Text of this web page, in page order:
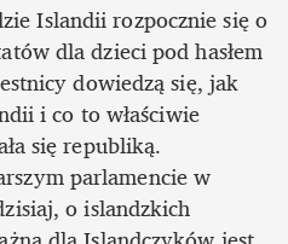
Islandii rozpocznie się o
dla dzieci pod hasłem
dowiedzą się, jak
i co to właściwie
się republiką.
parlamencie w
o islandzkich